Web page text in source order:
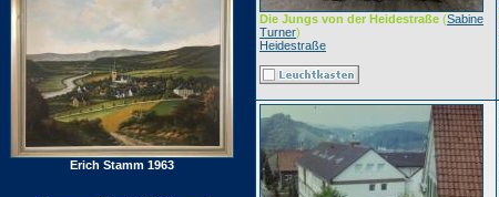
Erich Stamm 1963
Die Jungs von der Heidestraße (Sabine
Turner)
Heidestraße